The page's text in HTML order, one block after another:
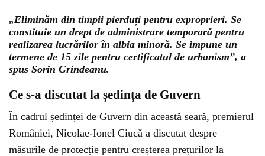
„Eliminăm din timpii pierduți pentru exproprieri. Se
constituie un drept de administrare temporară pentru
realizarea lucrărilor în albia minoră. Se impune un
termene de 15 zile pentru certificatul de urbanism”, a
spus Sorin Grindeanu.
Ce s-a discutat la ședința de Guvern
În cadrul ședinței de Guvern din această seară, premierul
României, Nicolae-Ionel Ciucă a discutat despre
măsurile de protecție pentru creșterea prețurilor la